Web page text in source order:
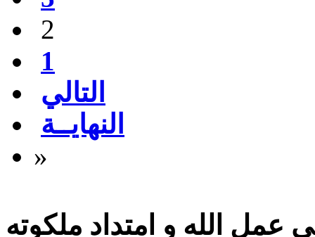
2
1
التالي
النهايــة
»
عمل الله و امتداد ملكوته